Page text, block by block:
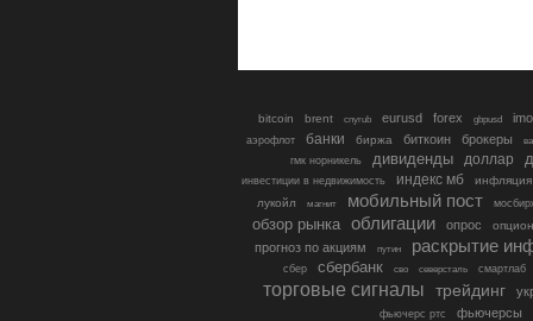
bitcoin brent cnyrub eurusd forex gbpusd
аэрофлот банки биржа биткоин брокеры
гмк норникель
дивиденды доллар
инвестиции в недвижимость индекс мб
инфляция
лукойл
магнит мобильный пост
обзор рынка облигации опрос
прогноз по акциям путин раскрытие
сбер сбербанк сво северсталь смартлаб
торговые сигналы трейдинг
фьючерс ртс фьючерсы